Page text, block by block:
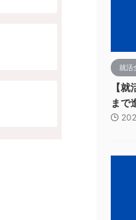
就活
【
まで